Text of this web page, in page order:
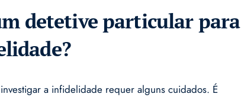
detetive particular para
a infidelidade requer alguns cuidados. É